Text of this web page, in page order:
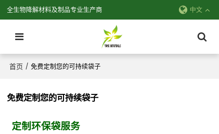
全生物降解材料及制品专业生产商 中文
首页 / 免费定制您的可持续袋子
免费定制您的可持续袋子
定制环保袋服务